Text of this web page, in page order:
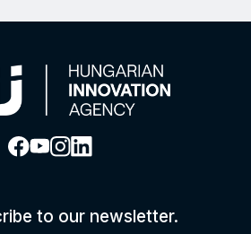
to our newsletter.